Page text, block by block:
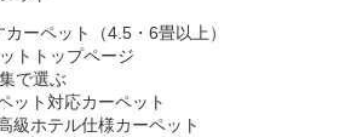
カーペット（4.5・6畳以上）
トトップページ
で選ぶ
ット対応カーペット
級ホテル仕様カーペット